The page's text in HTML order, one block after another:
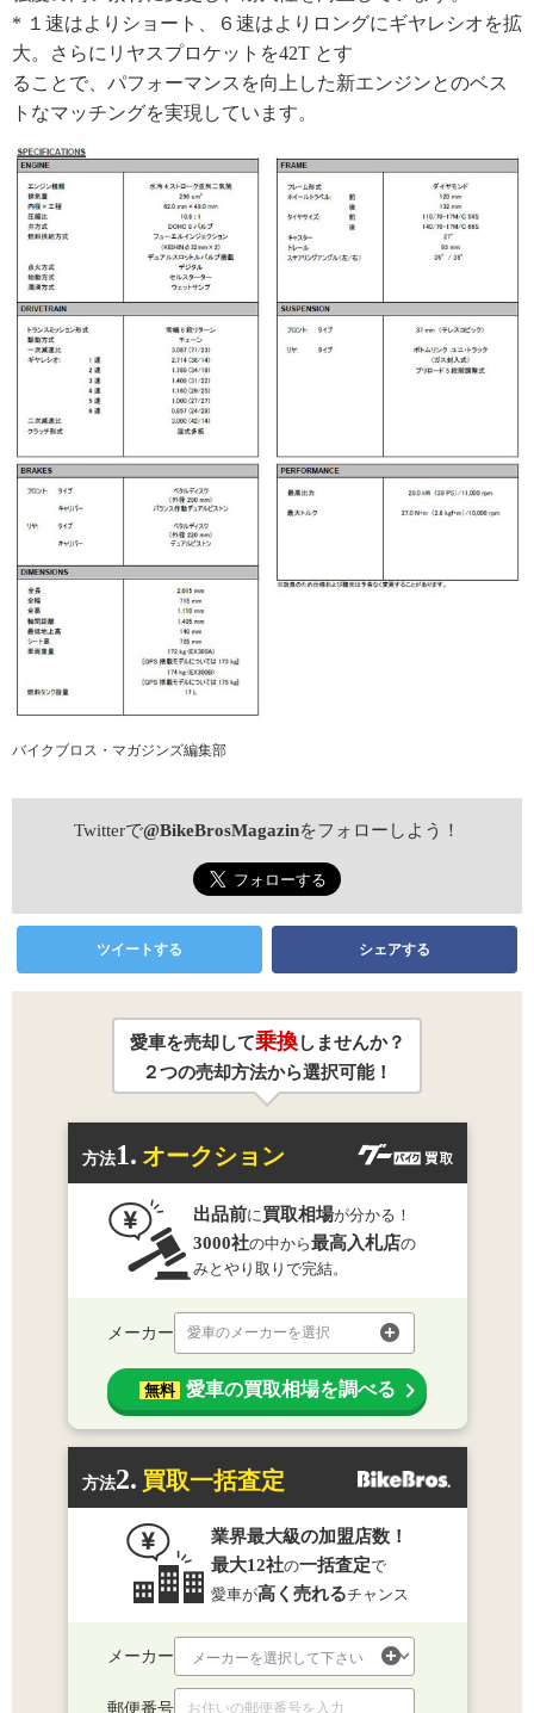
* １速はよりショート、６速はよりロングにギヤレシオを拡
大。さらにリヤスプロケットを42T とす
ることで、パフォーマンスを向上した新エンジンとのベス
トなマッチングを実現しています。
バイクブロス・マガジンズ編集部
Twitterで@BikeBrosMagazinをフォローしよう！
ツイートする シェアする
愛車を売却して乗換しませんか？
２つの売却方法から選択可能！
方法1. オークション
出品前に買取相場が分かる！
3000社の中から最高入札店の
みとやり取りで完結。
メーカー 愛車のメーカーを選択
無料 愛車の買取相場を調べる
方法2. 買取一括査定
業界最大級の加盟店数！
最大12社の一括査定で
愛車が高く売れるチャンス
メーカー
郵便番号